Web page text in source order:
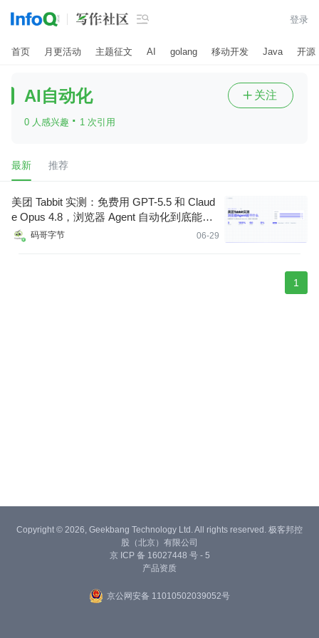
 登录
首页 月更活动 主题征文 AI golang 移动开发 Java 开源
AI自动化
0 人感兴趣 · 1 次引用
 关注
最新 推荐
美团 Tabbit 实测：免费用 GPT-5.5 和 Claud
e Opus 4.8，浏览器 Agent 自动化到底能干
什么码哥字节 06-29
1
Copyright © 2026, Geekbang Technology Ltd. All rights reserved. 极客邦控
股（北京）有限公司
京 ICP 备 16027448 号 - 5
产品资质
京公网安备 11010502039052号